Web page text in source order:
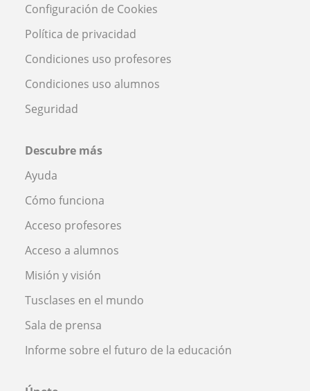
Configuración de Cookies
Política de privacidad
Condiciones uso profesores
Condiciones uso alumnos
Seguridad
Descubre más
Ayuda
Cómo funciona
Acceso profesores
Acceso a alumnos
Misión y visión
Tusclases en el mundo
Sala de prensa
Informe sobre el futuro de la educación